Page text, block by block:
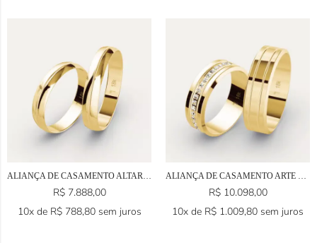
ALIANÇA DE CASAMENTO ALTAR EM OURO 18K
R$7.888,00
10x de R$788,80 sem juros
ALIANÇA DE CASAMENTO ARTE EM OURO 18K
R$10.098,00
10x de R$ 1.009,80 sem juros